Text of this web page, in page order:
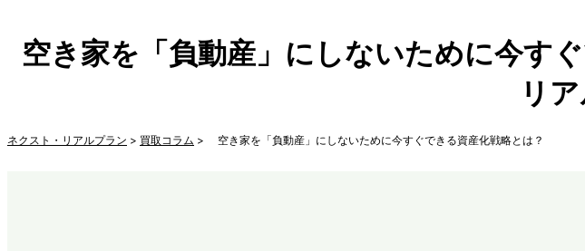
空き家を「負動産」にしないために今す
リ
ネクスト・リアルプラン > 買取コラム > 空き家を「負動産」にしないために今すぐできる資産化戦略とは？